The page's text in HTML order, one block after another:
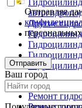
Другие
Ремонт
Ремонт
Отправляя
Отправить
Ваш город